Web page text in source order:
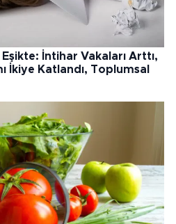
İntihar Vakaları Arttı,
İkiye Katlandı, Toplumsal